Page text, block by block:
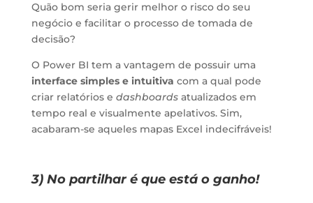
Quão bom seria gerir melhor o risco do seu
negócio e facilitar o processo de tomada de
decisão?
O Power BI tem a vantagem de possuir uma
interface simples e intuitiva com a qual pode
criar relatórios e dashboardsatualizados em
tempo real e visualmente apelativos. Sim,
acabaram-se aqueles mapas Excel indecifráveis!
3) No partilhar é que está o ganho!